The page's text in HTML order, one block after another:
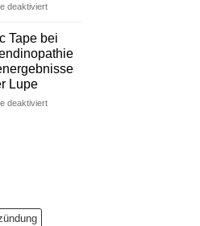
deaktiviertfür
Kinesio
vs.
Dynamic
Tape
Auswirkungen
Tape bei
Lupe
deaktiviertfür